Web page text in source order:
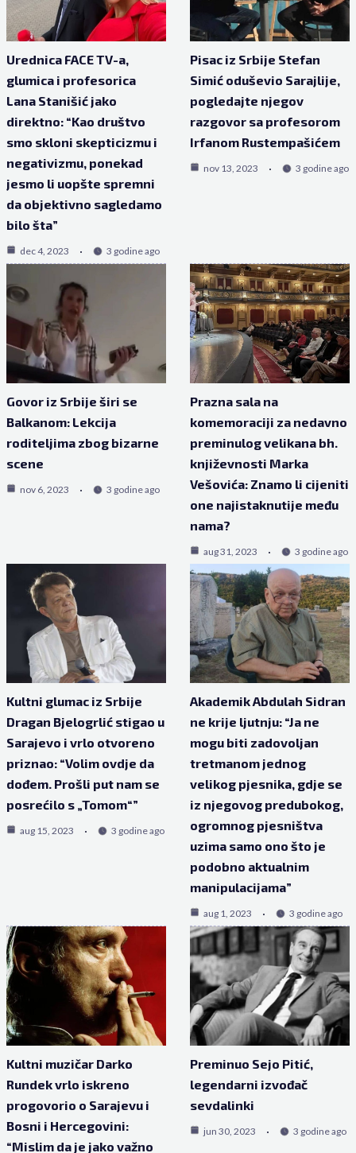
Urednica FACE TV-a,
glumica i profesorica
Lana Stanišić jako
direktno: “Kao društvo
smo skloni skepticizmu i
negativizmu, ponekad
jesmo li uopšte spremni
da objektivno sagledamo
bilo šta”
dec 4, 2023 3 godine ago
Pisac iz Srbije Stefan
Simić oduševio Sarajlije,
pogledajte njegov
razgovor sa profesorom
Irfanom Rustempašićem
nov 13, 2023 3 godine ago
Govor iz Srbije širi se
Balkanom: Lekcija
roditeljima zbog bizarne
scene
nov 6, 2023 3 godine ago
Prazna sala na
komemoraciji za nedavno
preminulog velikana bh.
književnosti Marka
Vešovića: Znamo li cijeniti
one najistaknutije među
nama?
aug 31, 2023 3 godine ago
Kultni glumac iz Srbije
Dragan Bjelogrlić stigao u
Sarajevo i vrlo otvoreno
priznao: “Volim ovdje da
dođem. Prošli put nam se
posrećilo s „Tomom“”
aug 15, 2023 3 godine ago
Akademik Abdulah Sidran
ne krije ljutnju: “Ja ne
mogu biti zadovoljan
tretmanom jednog
velikog pjesnika, gdje se
iz njegovog predubokog,
ogromnog pjesništva
uzima samo ono što je
podobno aktualnim
manipulacijama”
aug 1, 2023 3 godine ago
Kultni muzičar Darko
Rundek vrlo iskreno
progovorio o Sarajevu i
Bosni i Hercegovini:
“Mislim da je jako važno
Preminuo Sejo Pitić,
legendarni izvođač
sevdalinki
jun 30, 2023 3 godine ago